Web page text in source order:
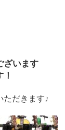
ざいます
ただきます♪